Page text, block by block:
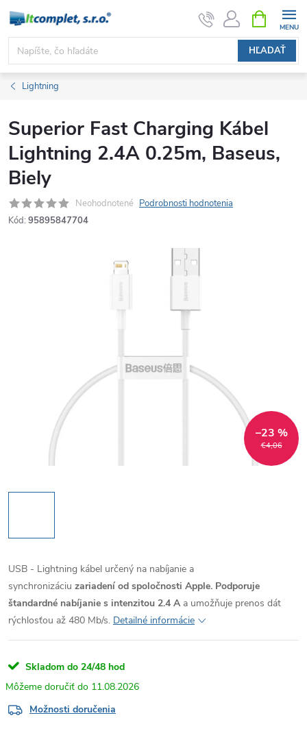
Prejsť
obsah
HĽADAŤ
KOŠÍK
Lightning
Superior Fast Charging Kábel
Lightning 2.4A 0.25m, Baseus,
Biely
Neohodnotené Podrobnosti hodnotenia
Kód: 95895847704
€4,06
–23 %
USB - Lightning kábel určený na nabíjanie a
synchronizáciu zariadení od spoločnosti Apple. Podporuje
štandardné nabíjanie s intenzitou 2.4 Aa umožňuje prenos dát
rýchlosťou až 480 Mb/s. Detailné informácie
Skladom do 24/48 hod
11.08.2026
Možnosti doručenia